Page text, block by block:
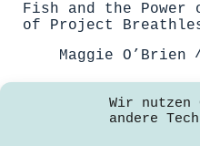
Wir nutzen
andere
Fish and the Power
of Project
Maggie O’Brien
Project Breathless
interdisciplinary
seeks to understand